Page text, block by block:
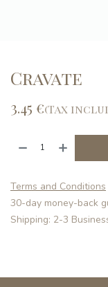
Cravate
3.45 €(Tax
Terms and Conditions
30-day money-back
Shipping: 2-3